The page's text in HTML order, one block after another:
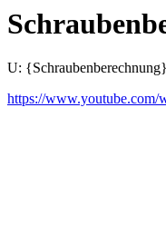
U: {Schraubenberechnung}
https://www.youtube.com/